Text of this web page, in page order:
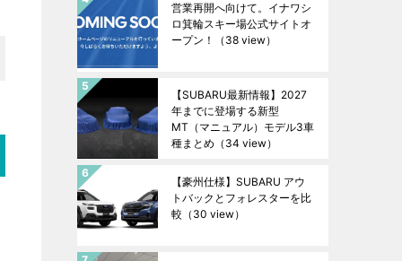
営業再開へ向けて。イナワシ
ロ箕輪スキー場公式サイトオ
ープン！
（38 view）
【SUBARU最新情報】2027
年までに登場する新型
MT（マニュアル）モデル3車
種まとめ （34 view）
【豪州仕様】SUBARU アウ
トバックとフォレスターを比
較 （30 view）